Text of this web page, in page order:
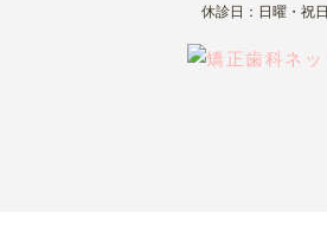
休診日：日曜・祝日